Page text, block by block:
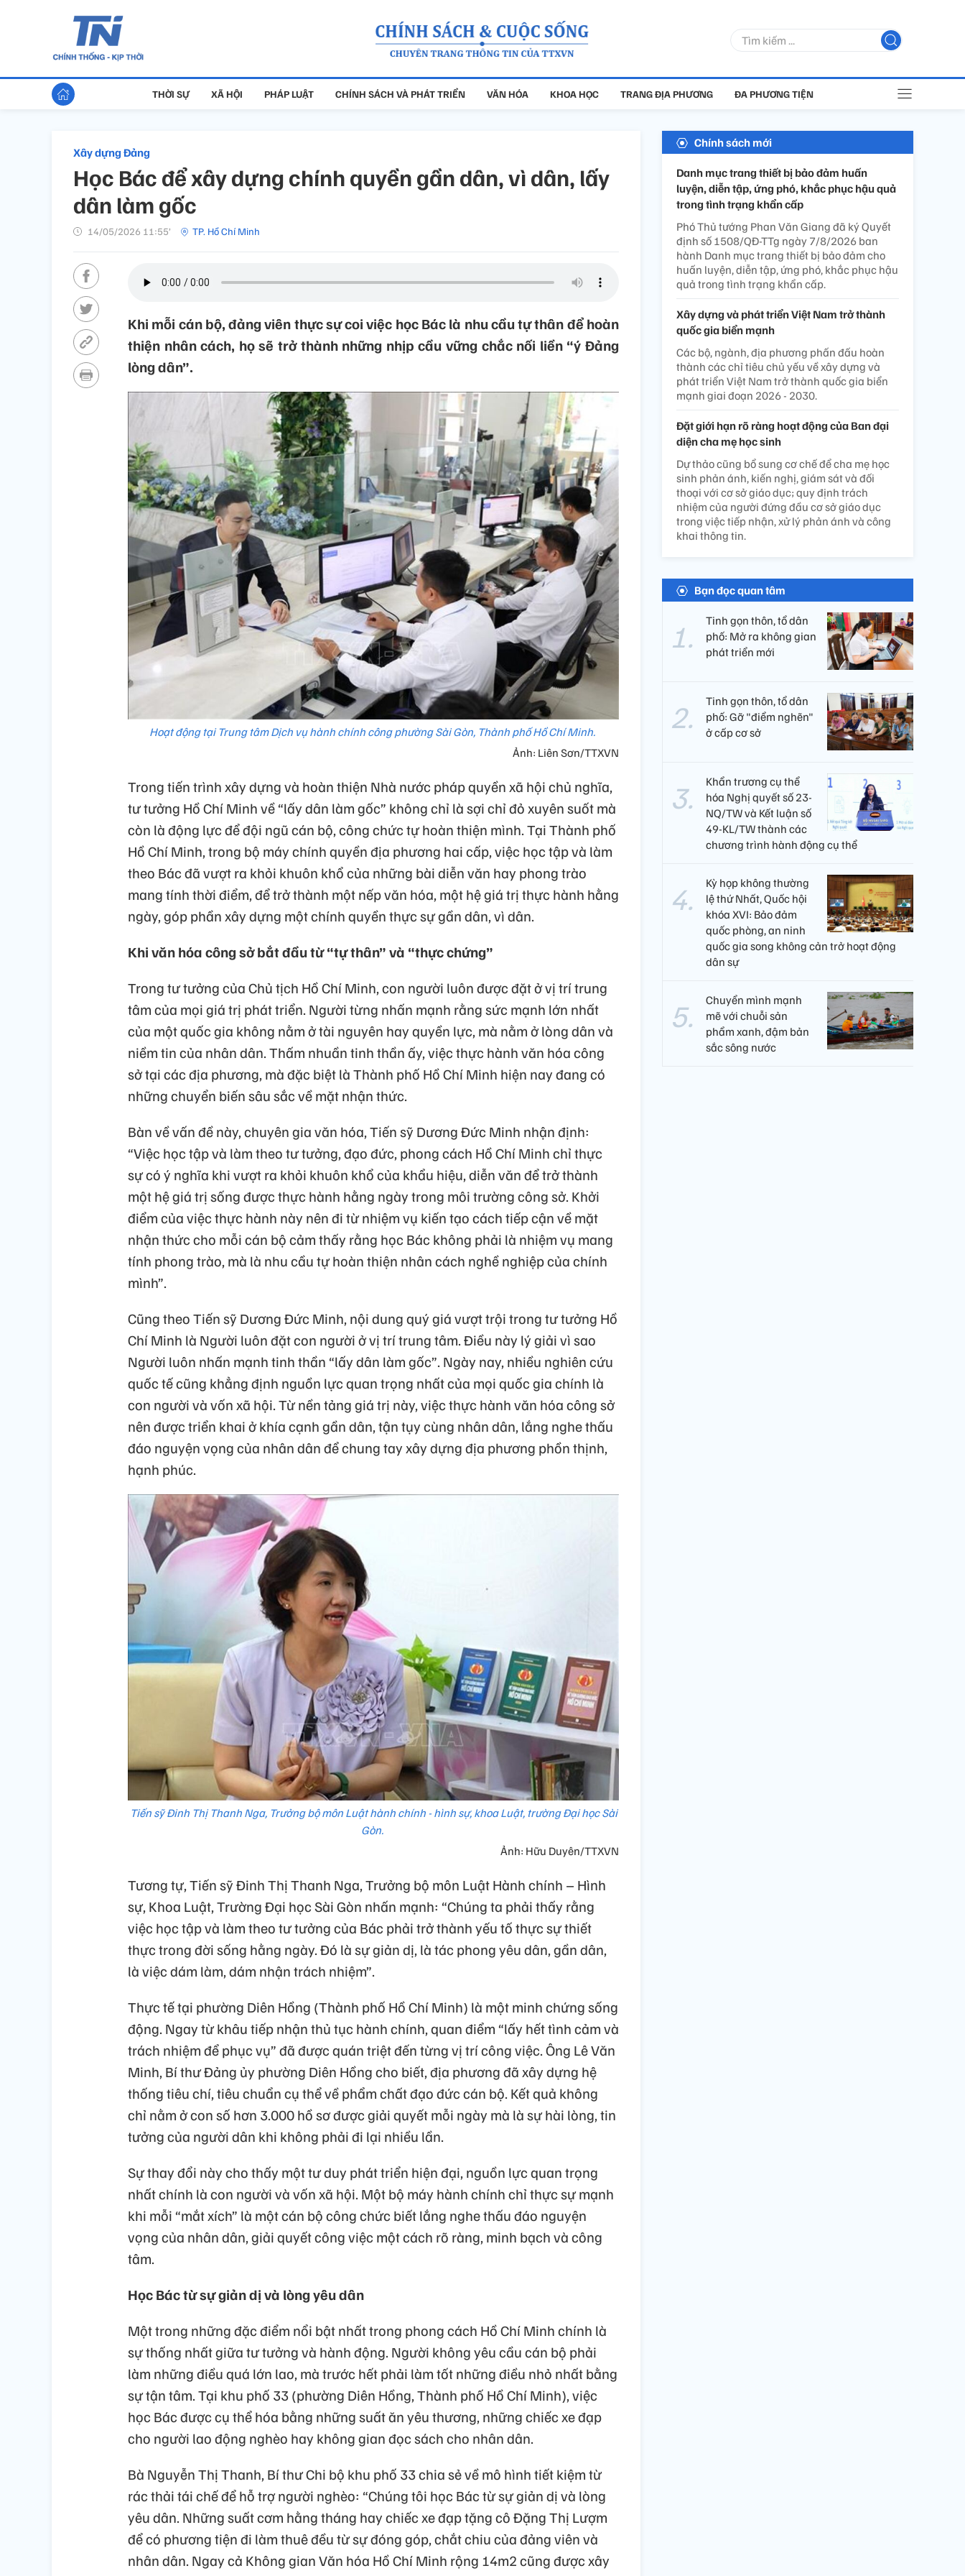
THỜI SỰ XÃ HỘI PHÁP LUẬT CHÍNH SÁCH VÀ PHÁT TRIỂN VĂN HÓA KHOA HỌC TRANG ĐỊA PHƯƠNG ĐA PHƯƠNG TIỆN
Xây dựng Đảng
Học Bác để xây dựng chính quyền gần dân, vì dân, lấy
dân làm gốc
14/05/2026 11:55’ TP. Hồ Chí Minh
Khi mỗi cán bộ, đảng viên thực sự coi việc học Bác là nhu cầu tự thân để hoàn
thiện nhân cách, họ sẽ trở thành những nhịp cầu vững chắc nối liền “ý Đảng
lòng dân”.
Hoạt động tại Trung tâm Dịch vụ hành chính công phường Sài Gòn, Thành phố Hồ Chí Minh.
Ảnh: Liên Sơn/TTXVN
Trong tiến trình xây dựng và hoàn thiện Nhà nước pháp quyền xã hội chủ nghĩa,
tư tưởng Hồ Chí Minh về “lấy dân làm gốc” không chỉ là sợi chỉ đỏ xuyên suốt mà
còn là động lực để đội ngũ cán bộ, công chức tự hoàn thiện mình. Tại Thành phố
Hồ Chí Minh, trong bộ máy chính quyền địa phương hai cấp, việc học tập và làm
theo Bác đã vượt ra khỏi khuôn khổ của những bài diễn văn hay phong trào
mang tính thời điểm, để trở thành một nếp văn hóa, một hệ giá trị thực hành hằng
ngày, góp phần xây dựng một chính quyền thực sự gần dân, vì dân.
Khi văn hóa công sở bắt đầu từ “tự thân” và “thực chứng”
Trong tư tưởng của Chủ tịch Hồ Chí Minh, con người luôn được đặt ở vị trí trung
tâm của mọi giá trị phát triển. Người từng nhấn mạnh rằng sức mạnh lớn nhất
của một quốc gia không nằm ở tài nguyên hay quyền lực, mà nằm ở lòng dân và
niềm tin của nhân dân. Thấm nhuần tinh thần ấy, việc thực hành văn hóa công
sở tại các địa phương, mà đặc biệt là Thành phố Hồ Chí Minh hiện nay đang có
những chuyển biến sâu sắc về mặt nhận thức.
Bàn về vấn đề này, chuyên gia văn hóa, Tiến sỹ Dương Đức Minh nhận định:
“Việc học tập và làm theo tư tưởng, đạo đức, phong cách Hồ Chí Minh chỉ thực
sự có ý nghĩa khi vượt ra khỏi khuôn khổ của khẩu hiệu, diễn văn để trở thành
một hệ giá trị sống được thực hành hằng ngày trong môi trường công sở. Khởi
điểm của việc thực hành này nên đi từ nhiệm vụ kiến tạo cách tiếp cận về mặt
nhận thức cho mỗi cán bộ cảm thấy rằng học Bác không phải là nhiệm vụ mang
tính phong trào, mà là nhu cầu tự hoàn thiện nhân cách nghề nghiệp của chính
mình”.
Cũng theo Tiến sỹ Dương Đức Minh, nội dung quý giá vượt trội trong tư tưởng Hồ
Chí Minh là Người luôn đặt con người ở vị trí trung tâm. Điều này lý giải vì sao
Người luôn nhấn mạnh tinh thần “lấy dân làm gốc”. Ngày nay, nhiều nghiên cứu
quốc tế cũng khẳng định nguồn lực quan trọng nhất của mọi quốc gia chính là
con người và vốn xã hội. Từ nền tảng giá trị này, việc thực hành văn hóa công sở
nên được triển khai ở khía cạnh gần dân, tận tụy cùng nhân dân, lắng nghe thấu
đáo nguyện vọng của nhân dân để chung tay xây dựng địa phương phồn thịnh,
hạnh phúc.
Tiến sỹ Đinh Thị Thanh Nga, Trưởng bộ môn Luật hành chính - hình sự, khoa Luật, trường Đại học Sài
Gòn.
Ảnh: Hữu Duyên/TTXVN
Tương tự, Tiến sỹ Đinh Thị Thanh Nga, Trưởng bộ môn Luật Hành chính – Hình
sự, Khoa Luật, Trường Đại học Sài Gòn nhấn mạnh: “Chúng ta phải thấy rằng
việc học tập và làm theo tư tưởng của Bác phải trở thành yếu tố thực sự thiết
thực trong đời sống hằng ngày. Đó là sự giản dị, là tác phong yêu dân, gần dân,
là việc dám làm, dám nhận trách nhiệm”.
Thực tế tại phường Diên Hồng (Thành phố Hồ Chí Minh) là một minh chứng sống
động. Ngay từ khâu tiếp nhận thủ tục hành chính, quan điểm “lấy hết tình cảm và
trách nhiệm để phục vụ” đã được quán triệt đến từng vị trí công việc. Ông Lê Văn
Minh, Bí thư Đảng ủy phường Diên Hồng cho biết, địa phương đã xây dựng hệ
thống tiêu chí, tiêu chuẩn cụ thể về phẩm chất đạo đức cán bộ. Kết quả không
chỉ nằm ở con số hơn 3.000 hồ sơ được giải quyết mỗi ngày mà là sự hài lòng, tin
tưởng của người dân khi không phải đi lại nhiều lần.
Sự thay đổi này cho thấy một tư duy phát triển hiện đại, nguồn lực quan trọng
nhất chính là con người và vốn xã hội. Một bộ máy hành chính chỉ thực sự mạnh
khi mỗi “mắt xích” là một cán bộ công chức biết lắng nghe thấu đáo nguyện
vọng của nhân dân, giải quyết công việc một cách rõ ràng, minh bạch và công
tâm.
Học Bác từ sự giản dị và lòng yêu dân
Một trong những đặc điểm nổi bật nhất trong phong cách Hồ Chí Minh chính là
sự thống nhất giữa tư tưởng và hành động. Người không yêu cầu cán bộ phải
làm những điều quá lớn lao, mà trước hết phải làm tốt những điều nhỏ nhất bằng
sự tận tâm. Tại khu phố 33 (phường Diên Hồng, Thành phố Hồ Chí Minh), việc
học Bác được cụ thể hóa bằng những suất ăn yêu thương, những chiếc xe đạp
cho người lao động nghèo hay không gian đọc sách cho nhân dân.
Bà Nguyễn Thị Thanh, Bí thư Chi bộ khu phố 33 chia sẻ về mô hình tiết kiệm từ
rác thải tái chế để hỗ trợ người nghèo: “Chúng tôi học Bác từ sự giản dị và lòng
yêu dân. Những suất cơm hằng tháng hay chiếc xe đạp tặng cô Đặng Thị Lượm
để có phương tiện đi làm thuê đều từ sự đóng góp, chắt chiu của đảng viên và
nhân dân. Ngay cả Không gian Văn hóa Hồ Chí Minh rộng 14m2 cũng được xây
Chính sách mới
Danh mục trang thiết bị bảo đảm huấn
luyện, diễn tập, ứng phó, khắc phục hậu quả
trong tình trạng khẩn cấp
Phó Thủ tướng Phan Văn Giang đã ký Quyết
định số 1508/QĐ-TTg ngày 7/8/2026 ban
hành Danh mục trang thiết bị bảo đảm cho
huấn luyện, diễn tập, ứng phó, khắc phục hậu
quả trong tình trạng khẩn cấp.
Xây dựng và phát triển Việt Nam trở thành
quốc gia biển mạnh
Các bộ, ngành, địa phương phấn đấu hoàn
thành các chỉ tiêu chủ yếu về xây dựng và
phát triển Việt Nam trở thành quốc gia biển
mạnh giai đoạn 2026 - 2030.
Đặt giới hạn rõ ràng hoạt động của Ban đại
diện cha mẹ học sinh
Dự thảo cũng bổ sung cơ chế để cha mẹ học
sinh phản ánh, kiến nghị, giám sát và đối
thoại với cơ sở giáo dục; quy định trách
nhiệm của người đứng đầu cơ sở giáo dục
trong việc tiếp nhận, xử lý phản ánh và công
khai thông tin.
Bạn đọc quan tâm
Tinh gọn thôn, tổ dân
phố: Mở ra không gian
phát triển mới
Tinh gọn thôn, tổ dân
phố: Gỡ "điểm nghẽn"
ở cấp cơ sở
Khẩn trương cụ thể
hóa Nghị quyết số 23-
NQ/TW và Kết luận số
49-KL/TW thành các
chương trình hành động cụ thể
Kỳ họp không thường
lệ thứ Nhất, Quốc hội
khóa XVI: Bảo đảm
quốc phòng, an ninh
quốc gia song không cản trở hoạt động
dân sự
Chuyển mình mạnh
mẽ với chuỗi sản
phẩm xanh, đậm bản
sắc sông nước